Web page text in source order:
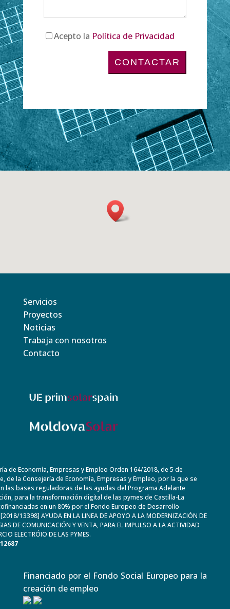
Acepto la Política de Privacidad
Servicios
Proyectos
Noticias
Trabaja con nosotros
Contacto
de Economía, Empresas y Empleo Orden 164/2018, de 5 de
de la Consejería de Economía, Empresas y Empleo, por la que se
las bases reguladoras de las ayudas del Programa Adelante
para la transformación digital de las pymes de Castilla-La
en un 80% por el Fondo Europeo de Desarrollo
13398] AYUDA EN LA LINEA DE APOYO A LA MODERNIZACIÓN DE
DE COMUNICACIÓN Y VENTA, PARA EL IMPULSO A LA ACTIVIDAD
ELECTRÓIO DE LAS PYMES.
Financiado por el Fondo Social Europeo para la
creación de empleo